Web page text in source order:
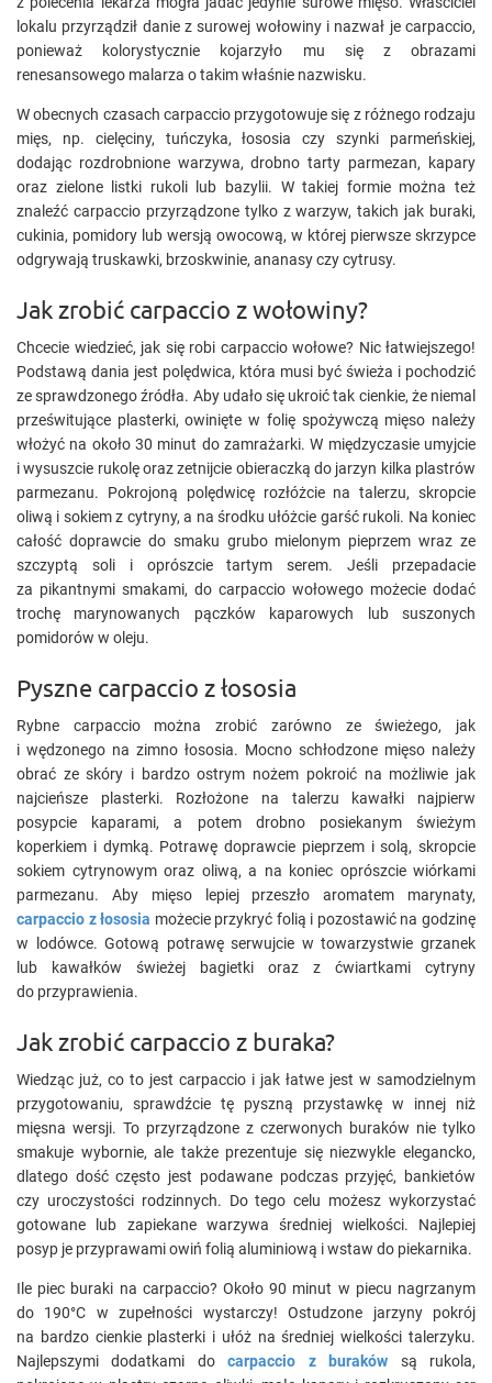
lokalu przyrządził danie z surowej wołowiny i nazwał je carpaccio,
ponieważ kolorystycznie kojarzyło mu się z obrazami
renesansowego malarza o takim właśnie nazwisku.
W obecnych czasach carpaccio przygotowuje się z różnego rodzaju
mięs, np. cielęciny, tuńczyka, łososia czy szynki parmeńskiej,
dodając rozdrobnione warzywa, drobno tarty parmezan, kapary
oraz zielone listki rukoli lub bazylii. W takiej formie można też
znaleźć carpaccio przyrządzone tylko z warzyw, takich jak buraki,
cukinia, pomidory lub wersją owocową, w której pierwsze skrzypce
odgrywają truskawki, brzoskwinie, ananasy czy cytrusy.
Jak zrobić carpaccio z wołowiny?
Chcecie wiedzieć, jak się robi carpaccio wołowe? Nic łatwiejszego!
Podstawą dania jest polędwica, która musi być świeża i pochodzić
ze sprawdzonego źródła. Aby udało się ukroić tak cienkie, że niemal
prześwitujące plasterki, owinięte w folię spożywczą mięso należy
włożyć na około 30 minut do zamrażarki. W międzyczasie umyjcie
i wysuszcie rukolę oraz zetnijcie obieraczką do jarzyn kilka plastrów
parmezanu. Pokrojoną polędwicę rozłóżcie na talerzu, skropcie
oliwą i sokiem z cytryny, a na środku ułóżcie garść rukoli. Na koniec
całość doprawcie do smaku grubo mielonym pieprzem wraz ze
szczyptą soli i oprószcie tartym serem. Jeśli przepadacie
za pikantnymi smakami, do carpaccio wołowego możecie dodać
trochę marynowanych pączków kaparowych lub suszonych
pomidorów w oleju.
Pyszne carpaccio z łososia
Rybne carpaccio można zrobić zarówno ze świeżego, jak
i wędzonego na zimno łososia. Mocno schłodzone mięso należy
obrać ze skóry i bardzo ostrym nożem pokroić na możliwie jak
najcieńsze plasterki. Rozłożone na talerzu kawałki najpierw
posypcie kaparami, a potem drobno posiekanym świeżym
koperkiem i dymką. Potrawę doprawcie pieprzem i solą, skropcie
sokiem cytrynowym oraz oliwą, a na koniec oprószcie wiórkami
parmezanu. Aby mięso lepiej przeszło aromatem marynaty,
carpaccio z łososia możecie przykryć folią i pozostawić na godzinę
w lodówce. Gotową potrawę serwujcie w towarzystwie grzanek
lub kawałków świeżej bagietki oraz z ćwiartkami cytryny
do przyprawienia.
Jak zrobić carpaccio z buraka?
Wiedząc już, co to jest carpaccio i jak łatwe jest w samodzielnym
przygotowaniu, sprawdźcie tę pyszną przystawkę w innej niż
mięsna wersji. To przyrządzone z czerwonych buraków nie tylko
smakuje wybornie, ale także prezentuje się niezwykle elegancko,
dlatego dość często jest podawane podczas przyjęć, bankietów
czy uroczystości rodzinnych. Do tego celu możesz wykorzystać
gotowane lub zapiekane warzywa średniej wielkości. Najlepiej
posyp je przyprawami owiń folią aluminiową i wstaw do piekarnika.
Ile piec buraki na carpaccio? Około 90 minut w piecu nagrzanym
do 190°C w zupełności wystarczy! Ostudzone jarzyny pokrój
na bardzo cienkie plasterki i ułóż na średniej wielkości talerzyku.
Najlepszymi dodatkami docarpaccio z buraków są rukola,